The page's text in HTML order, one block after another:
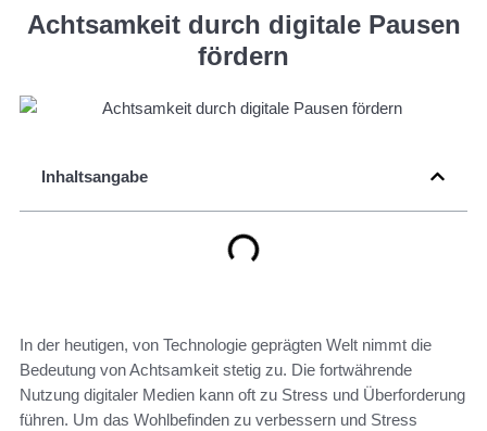
Achtsamkeit durch digitale Pausen
fördern
Inhaltsangabe
In der heutigen, von Technologie geprägten Welt nimmt die
Bedeutung von Achtsamkeit stetig zu. Die fortwährende
Nutzung digitaler Medien kann oft zu Stress und Überforderung
führen. Um das Wohlbefinden zu verbessern und Stress